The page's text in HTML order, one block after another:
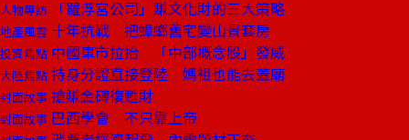
人物專訪 「羅浮宮公司」賺文化財的三大策略
地產風雲 十年抗戰 把蟑螂舊宅變山景套房
投資焦點 中國車市拉抬 「中部概念股」發威
大陸焦點 持身分證直接登陸 媽祖也能去蓋廟
封面故事 搶賺金磚復甦財
封面故事 巴西學會 不只靠上帝